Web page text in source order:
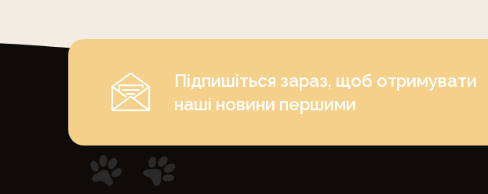
Підпишіться зараз, щоб отримувати
наші новини першими